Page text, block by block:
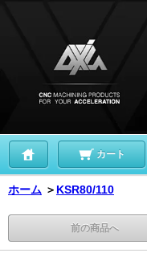
カート
ホーム ＞ KSR80/110
前の商品へ